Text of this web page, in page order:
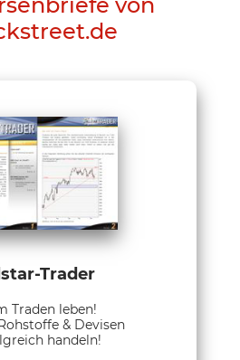
Trader
Traden leben!
& Devisen
handeln!